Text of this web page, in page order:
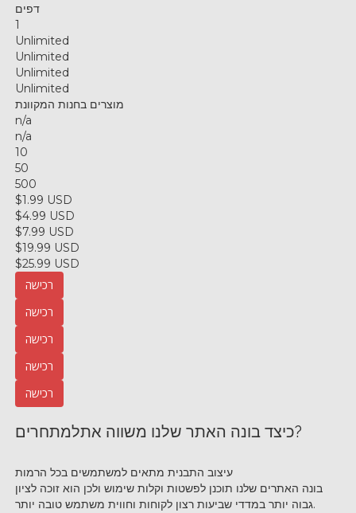
דפים
1
Unlimited
Unlimited
Unlimited
Unlimited
מוצרים בחנות המקוונת
n/a
n/a
10
50
500
$1.99 USD
$4.99 USD
$7.99 USD
$19.99 USD
$25.99 USD
רכישה
רכישה
רכישה
רכישה
רכישה
כיצד בונה האתר שלנו משווה אתלמתחרים?
עיצוב התבנית מתאים למשתמשים בכל הרמות
בונה האתרים שלנו תוכנן לפשטות וקלות שימוש ולכן הוא זוכה לציון
גבוה יותר במדדי שביעות רצון לקוחות וחווית משתמש טובה יותר.